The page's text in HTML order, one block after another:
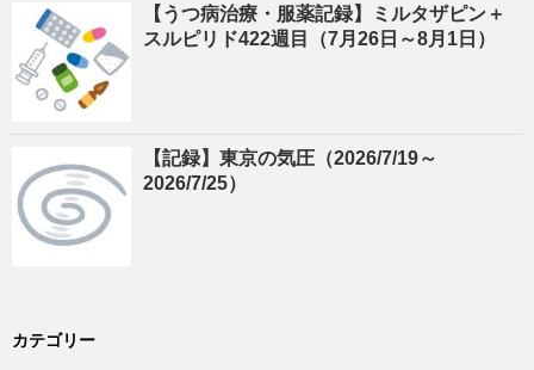
【うつ病治療・服薬記録】ミルタザピン＋
スルピリド422週目（7月26日～8月1日）
【記録】東京の気圧（2026/7/19～
2026/7/25）
カテゴリー